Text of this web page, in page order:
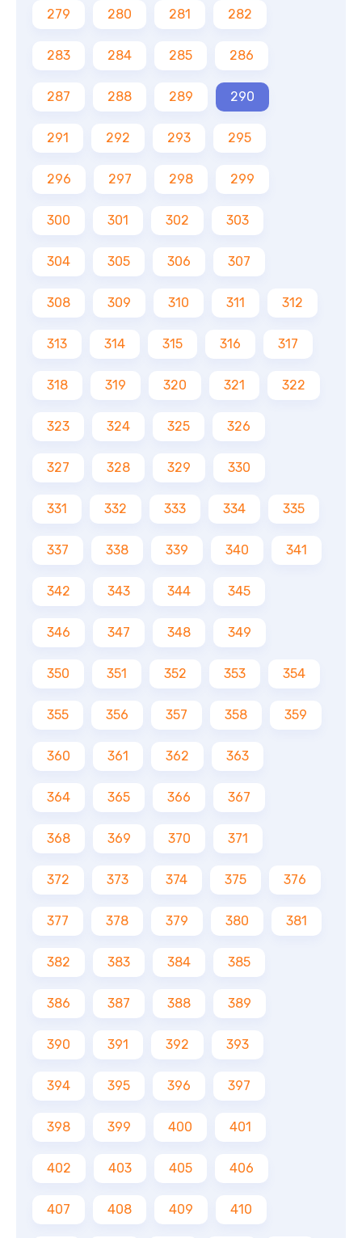
279 280 281 282
283 284 285 286
287 288 289 290
291 292 293 295
296 297 298 299
300 301 302 303
304 305 306 307
308 309 310 311 312
313 314 315 316 317
318 319 320 321 322
323 324 325 326
327 328 329 330
331 332 333 334 335
337 338 339 340 341
342 343 344 345
346 347 348 349
350 351 352 353 354
355 356 357 358 359
360 361 362 363
364 365 366 367
368 369 370 371
372 373 374 375 376
377 378 379 380 381
382 383 384 385
386 387 388 389
390 391 392 393
394 395 396 397
398 399 400 401
402 403 405 406
407 408 409 410